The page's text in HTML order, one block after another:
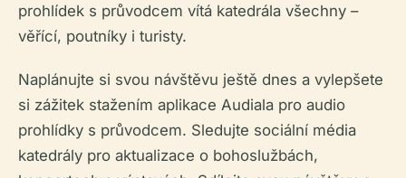
prohlídek s průvodcem vítá katedrála všechny –
věřící, poutníky i turisty.
Naplánujte si svou návštěvu ještě dnes a vylepšete
si zážitek stažením aplikace Audiala pro audio
prohlídky s průvodcem. Sledujte sociální média
katedrály pro aktualizace o bohoslužbách,